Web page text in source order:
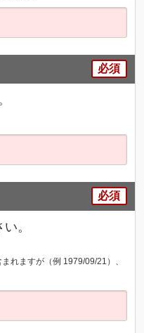
必須
必須
。
れますが（例 1979/09/21）、